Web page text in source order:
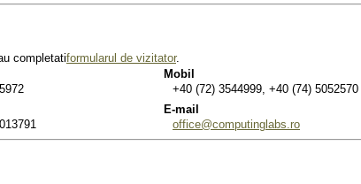
completatiformularul de vizitator.
Mobil
+40 (72) 3544999, +40 (74) 5052570
E-mail
office@computinglabs.ro